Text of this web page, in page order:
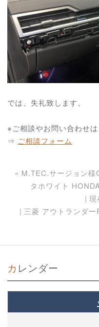
では、失礼致します。
※ご相談やお問い合わせ
⇒ ご相談フォーム
« M.TEC.サージョン様
タホワイト
現
三菱 アウトランダ
カレンダー